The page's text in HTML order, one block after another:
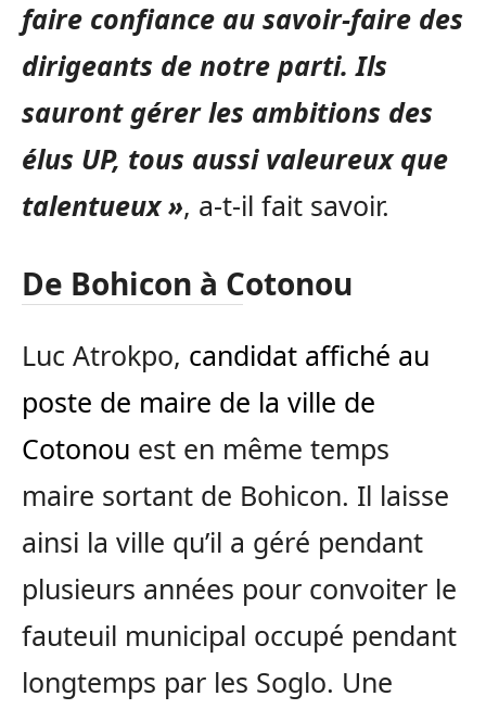
faire confiance au savoir-faire des
dirigeants de notre parti. Ils
sauront gérer les ambitions des
élus UP, tous aussi valeureux que
talentueux », a-t-il fait savoir.
De Bohicon à Cotonou
Luc Atrokpo, candidat affiché au
poste de maire de la ville de
Cotonou est en même temps
maire sortant de Bohicon. Il laisse
ainsi la ville qu’il a géré pendant
plusieurs années pour convoiter le
fauteuil municipal occupé pendant
longtemps par les Soglo. Une